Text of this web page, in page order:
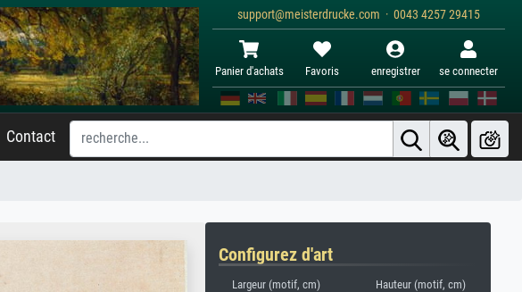
support@meisterdrucke.com · 0043 4257 29415
Panier d'achats Favoris enregistrer se connecter
Contact
Configurez d'art
Largeur (motif, cm) Hauteur (motif, cm)